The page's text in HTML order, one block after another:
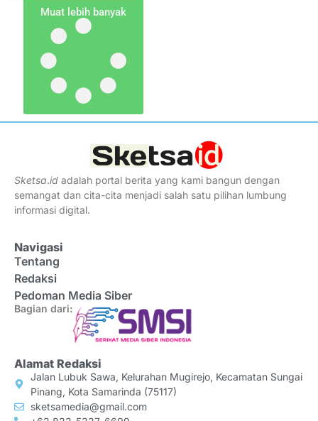
Muat lebih banyak
Sketsa.id adalah portal berita yang kami bangun dengan
semangat dan cita-cita menjadi salah satu pilihan lumbung
informasi digital.
Navigasi
Tentang
Redaksi
Pedoman Media Siber
Bagian dari:
Alamat Redaksi
Jalan Lubuk Sawa, Kelurahan Mugirejo, Kecamatan Sungai
Pinang, Kota Samarinda (75117)
sketsamedia@gmail.com